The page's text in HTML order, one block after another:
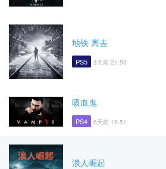
地铁 离去
PS5 3天前 21:50
吸血鬼
PS4 6天前 19:51
浪人崛起